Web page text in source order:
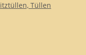
Tüllen